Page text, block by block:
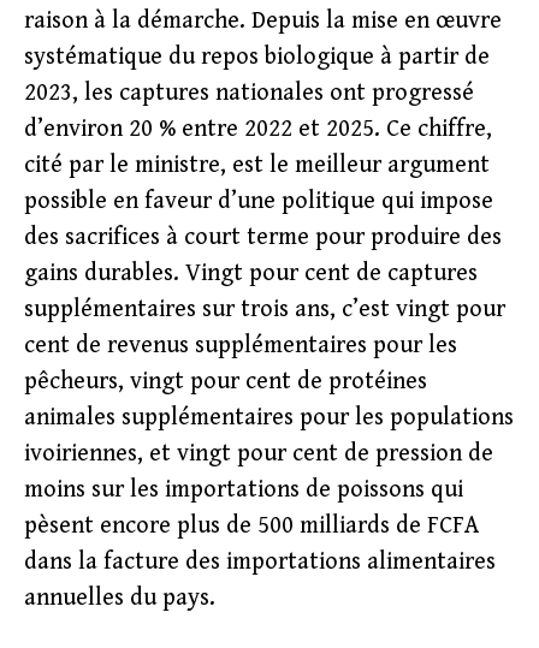
raison à la démarche. Depuis la mise en œuvre
systématique du repos biologique à partir de
2023, les captures nationales ont progressé
d’environ 20 % entre 2022 et 2025. Ce chiffre,
cité par le ministre, est le meilleur argument
possible en faveur d’une politique qui impose
des sacrifices à court terme pour produire des
gains durables. Vingt pour cent de captures
supplémentaires sur trois ans, c’est vingt pour
cent de revenus supplémentaires pour les
pêcheurs, vingt pour cent de protéines
animales supplémentaires pour les populations
ivoiriennes, et vingt pour cent de pression de
moins sur les importations de poissons qui
pèsent encore plus de 500 milliards de FCFA
dans la facture des importations alimentaires
annuelles du pays.